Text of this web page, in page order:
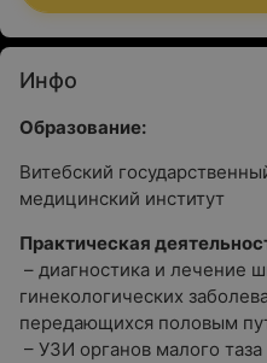
Инфо
Образование:
Витебский
медицинский институт
Практическая
– диагностика и лечение
гинекологических
передающихся половым
– УЗИ органов малого